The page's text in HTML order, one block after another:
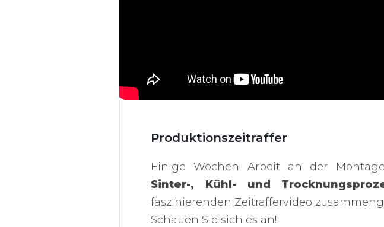
Produktionszeitraffer
Einige Wochen Arbeit an der
Sinter-, Kühl- und
faszinierenden Zeitraffervideo
Schauen Sie sich es an!